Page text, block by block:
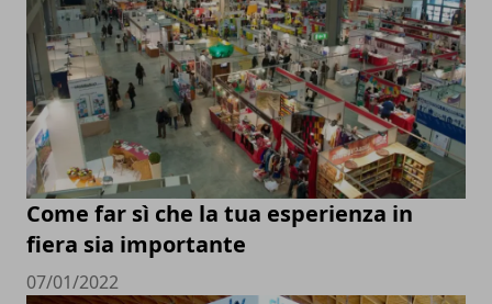
Come far sì che la tua esperienza in
fiera sia importante
07/01/2022